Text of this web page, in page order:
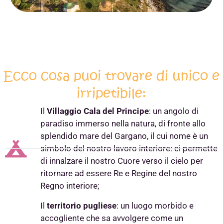
Ecco cosa puoi trovare di unico e
irripetibile:
Il Villaggio Cala del Principe: un angolo di
paradiso immerso nella natura, di fronte allo
splendido mare del Gargano, il cui nome è un
simbolo del nostro lavoro interiore: ci permette
di innalzare il nostro Cuore verso il cielo per
ritornare ad essere Re e Regine del nostro
Regno interiore;
Il territorio pugliese: un luogo morbido e
accogliente che sa avvolgere come un